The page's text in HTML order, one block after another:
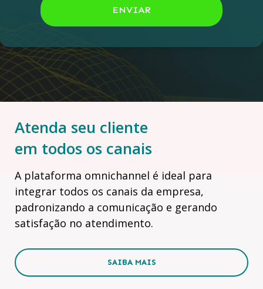
ENVIAR
Atenda seu cliente
em todos os canais
A plataforma omnichannel é ideal para
integrar todos os canais da empresa,
padronizando a comunicação e gerando
satisfação no atendimento.
SAIBA MAIS